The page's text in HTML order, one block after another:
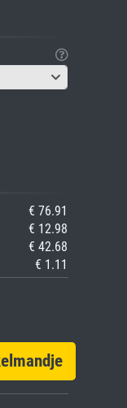
€ 76.91
€ 12.98
€ 42.68
€ 1.11